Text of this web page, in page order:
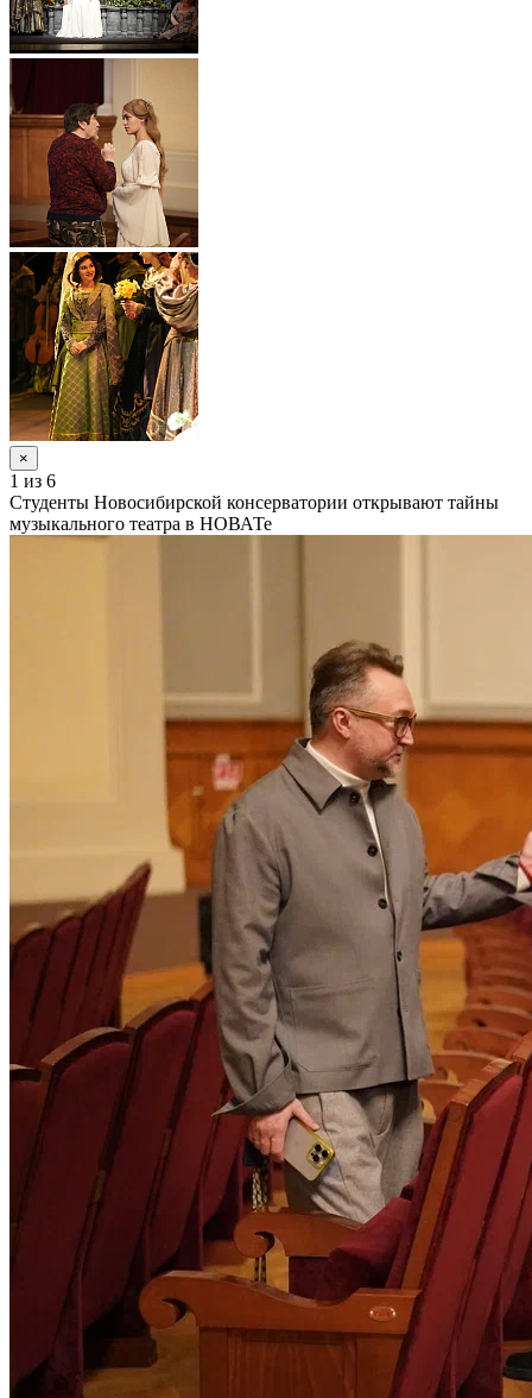
×
1 из 6
Студенты Новосибирской консерватории открывают тайны
музыкального театра в НОВАТе